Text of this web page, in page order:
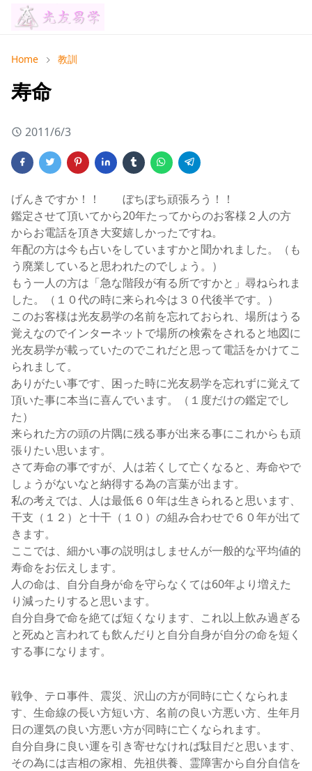
Home 教訓
寿命
2011/6/3
げんきですか！！ ぼちぼち頑張ろう！！
鑑定させて頂いてから20年たってからのお客様２人の方
からお電話を頂き大変嬉しかったですね。
年配の方は今も占いをしていますかと聞かれました。（も
う廃業していると思われたのでしょう。）
もう一人の方は「急な階段が有る所ですかと」尋ねられま
した。（１０代の時に来られ今は３０代後半です。）
このお客様は光友易学の名前を忘れておられ、場所はうる
覚えなのでインターネットで場所の検索をされると地図に
光友易学が載っていたのでこれだと思って電話をかけてこ
られまして。
ありがたい事です、困った時に光友易学を忘れずに覚えて
頂いた事に本当に喜んでいます。（１度だけの鑑定でし
た）
来られた方の頭の片隅に残る事が出来る事にこれからも頑
張りたい思います。
さて寿命の事ですが、人は若くして亡くなると、寿命やで
しょうがないなと納得する為の言葉が出ます。
私の考えでは、人は最低６０年は生きられると思います、
干支（１２）と十干（１０）の組み合わせで６０年が出て
きます。
ここでは、細かい事の説明はしませんが一般的な平均値的
寿命をお伝えします。
人の命は、自分自身が命を守らなくては60年より増えた
り減ったりすると思います。
自分自身で命を絶てば短くなります、これ以上飲み過ぎる
と死ぬと言われても飲んだりと自分自身が自分の命を短く
する事になります。
戦争、テロ事件、震災、沢山の方が同時に亡くなられま
す、生命線の長い方短い方、名前の良い方悪い方、生年月
日の運気の良い方悪い方が同時に亡くなられます。
自分自身に良い運を引き寄せなければ駄目だと思います、
その為には吉相の家相、先祖供養、霊障害から自分自信を